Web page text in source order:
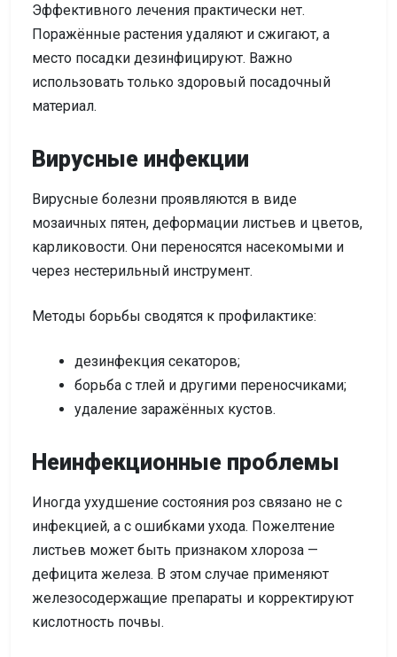
Эффективного лечения практически нет.
Поражённые растения удаляют и сжигают, а
место посадки дезинфицируют. Важно
использовать только здоровый посадочный
материал.
Вирусные инфекции
Вирусные болезни проявляются в виде
мозаичных пятен, деформации листьев и цветов,
карликовости. Они переносятся насекомыми и
через нестерильный инструмент.
Методы борьбы сводятся к профилактике:
дезинфекция секаторов;
борьба с тлей и другими переносчиками;
удаление заражённых кустов.
Неинфекционные проблемы
Иногда ухудшение состояния роз связано не с
инфекцией, а с ошибками ухода. Пожелтение
листьев может быть признаком хлороза —
дефицита железа. В этом случае применяют
железосодержащие препараты и корректируют
кислотность почвы.